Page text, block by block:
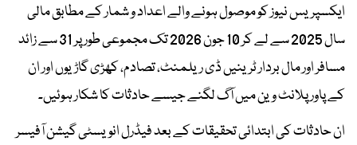
ایکسپریس نیوز کو موصول ہونے والے اعداد و شمار کے مطابق مالی
سال 2025 سے لے کر 10 جون 2026 تک مجموعی طور پر 31 سے زائد
مسافر اور مال بردار ٹرینیں ڈی ریلمنٹ، تصادم، کھڑی گاڑیوں اور ان
کے پاور پلانٹ وین میں آگ لگنے جیسے حادثات کا شکار ہوئیں۔
ان حادثات کی ابتدائی تحقیقات کے بعد فیڈرل انویسٹی گیشن آفیسر